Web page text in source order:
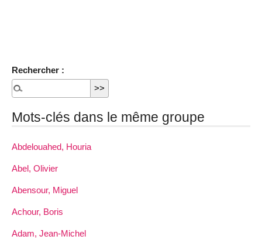
Rechercher :
Mots-clés dans le même groupe
Abdelouahed, Houria
Abel, Olivier
Abensour, Miguel
Achour, Boris
Adam, Jean-Michel